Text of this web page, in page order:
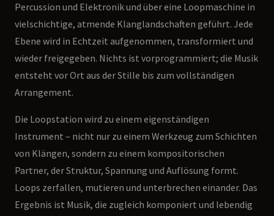
Percussion und Elektronik und über eine Loopmaschine in
vielschichtige, atmende Klanglandschaften geführt. Jede
Ebene wird in Echtzeit aufgenommen, transformiert und
wieder freigegeben. Nichts ist vorprogrammiert; die Musik
entsteht vor Ort aus der Stille bis zum vollständigen
Arrangement.
Die Loopstation wird zu einem eigenständigen
Instrument – nicht nur zu einem Werkzeug zum Schichten
von Klängen, sondern zu einem kompositorischen
Partner, der Struktur, Spannung und Auflösung formt.
Loops zerfallen, mutieren und unterbrechen einander. Das
Ergebnis ist Musik, die zugleich komponiert und lebendig